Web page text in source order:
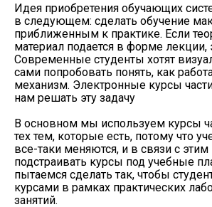
Идея приобретения обучающих
в следующем: сделать обучение
приближенным к практике. Если
материал подается в форме лекции,
Современные студенты хотят
сами попробовать понять, как
механизм. Электронные курсы
нам решать эту задачу
В основном мы используем курсы
тех тем, которые есть, потому что
все-таки меняются, и в связи с
подстраивать курсы под учебные
пытаемся сделать так, чтобы
курсами в рамках практических
занятий.